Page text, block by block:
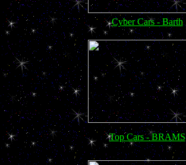
Cyber Cars - Barth
Top Cars - BRAMS